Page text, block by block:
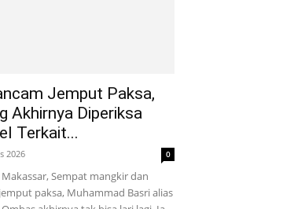
Jemput Paksa,
Akhirnya Diperiksa
Terkait...
2026 0
Makassar, Sempat mangkir dan
paksa, Muhammad Basri alias